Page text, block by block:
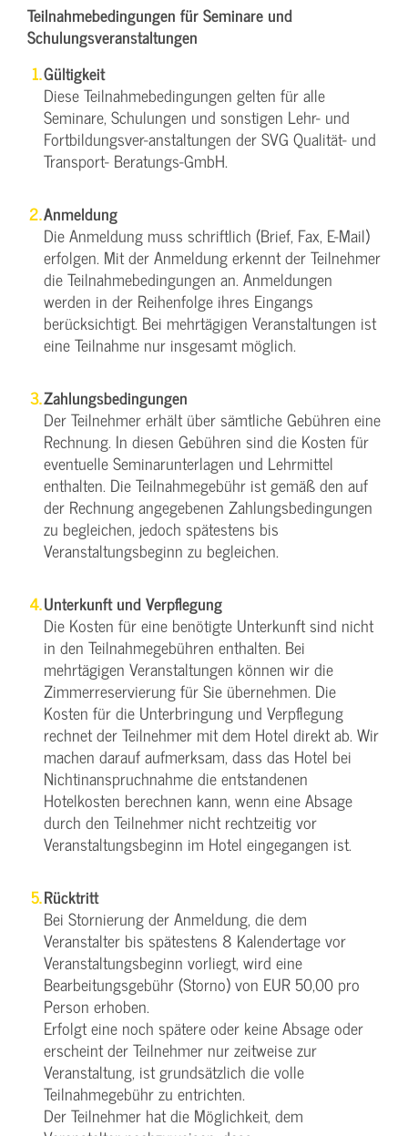
Teilnahmebedingungen für Seminare und
Schulungsveranstaltungen
Gültigkeit
Diese Teilnahmebedingungen gelten für alle
Seminare, Schulungen und sonstigen Lehr- und
Fortbildungsver-anstaltungen der SVG Qualität- und
Transport- Beratungs-GmbH.
Anmeldung
Die Anmeldung muss schriftlich (Brief, Fax, E-Mail)
erfolgen. Mit der Anmeldung erkennt der Teilnehmer
die Teilnahmebedingungen an. Anmeldungen
werden in der Reihenfolge ihres Eingangs
berücksichtigt. Bei mehrtägigen Veranstaltungen ist
eine Teilnahme nur insgesamt möglich.
Zahlungsbedingungen
Der Teilnehmer erhält über sämtliche Gebühren eine
Rechnung. In diesen Gebühren sind die Kosten für
eventuelle Seminarunterlagen und Lehrmittel
enthalten. Die Teilnahmegebühr ist gemäß den auf
der Rechnung angegebenen Zahlungsbedingungen
zu begleichen, jedoch spätestens bis
Veranstaltungsbeginn zu begleichen.
Unterkunft und Verpflegung
Die Kosten für eine benötigte Unterkunft sind nicht
in den Teilnahmegebühren enthalten. Bei
mehrtägigen Veranstaltungen können wir die
Zimmerreservierung für Sie übernehmen. Die
Kosten für die Unterbringung und Verpflegung
rechnet der Teilnehmer mit dem Hotel direkt ab. Wir
machen darauf aufmerksam, dass das Hotel bei
Nichtinanspruchnahme die entstandenen
Hotelkosten berechnen kann, wenn eine Absage
durch den Teilnehmer nicht rechtzeitig vor
Veranstaltungsbeginn im Hotel eingegangen ist.
Rücktritt
Bei Stornierung der Anmeldung, die dem
Veranstalter bis spätestens 8 Kalendertage vor
Veranstaltungsbeginn vorliegt, wird eine
Bearbeitungsgebühr (Storno) von EUR 50,00 pro
Person erhoben.
Erfolgt eine noch spätere oder keine Absage oder
erscheint der Teilnehmer nur zeitweise zur
Veranstaltung, ist grundsätzlich die volle
Teilnahmegebühr zu entrichten.
Der Teilnehmer hat die Möglichkeit, dem